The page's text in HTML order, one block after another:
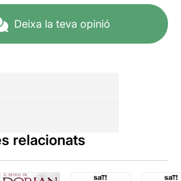
Deixa la teva opinió
relacionats